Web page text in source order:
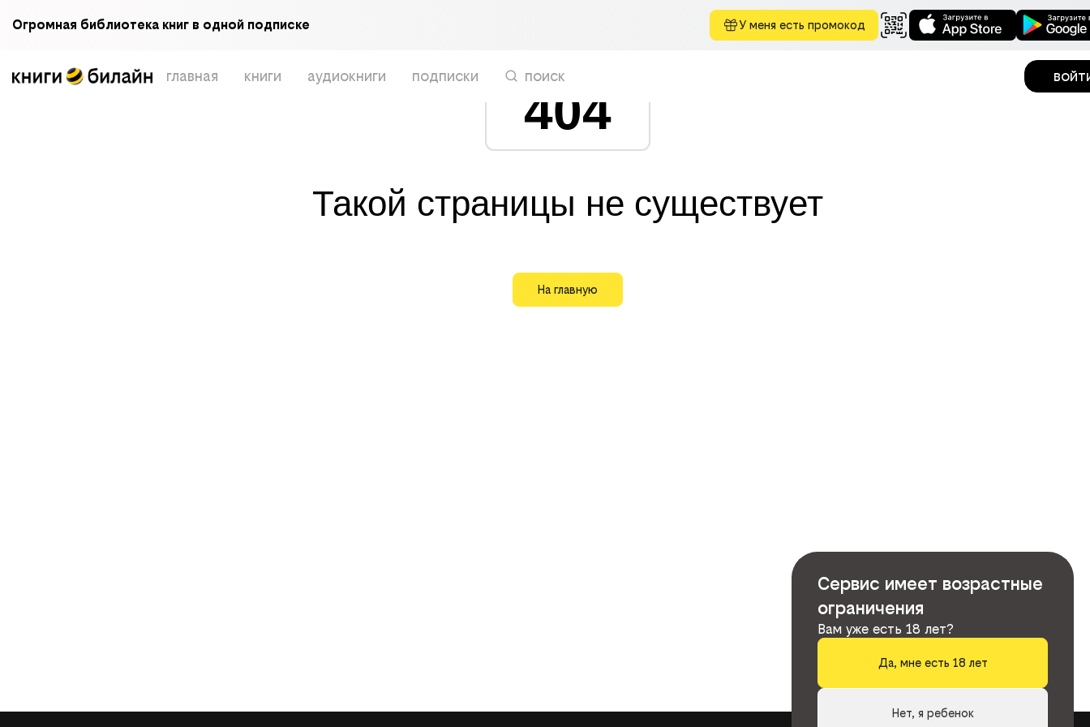
Огромная библиотека книг в одной подписке У меня есть промокод
главная книги аудиокниги подписки поиск
404
Такой страницы не существует
На главную
Сервис имеет возрастные
ограничения
Вам уже есть 18 лет?
Да, мне есть 18 лет
Нет, я ребенок